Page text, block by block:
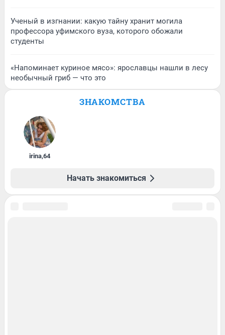
Ученый в изгнании: какую тайну хранит могила
профессора уфимского вуза, которого обожали
студенты
«Напоминает куриное мясо»: ярославцы нашли в лесу
необычный гриб — что это
ЗНАКОМСТВА
irina,64
Начать знакомиться